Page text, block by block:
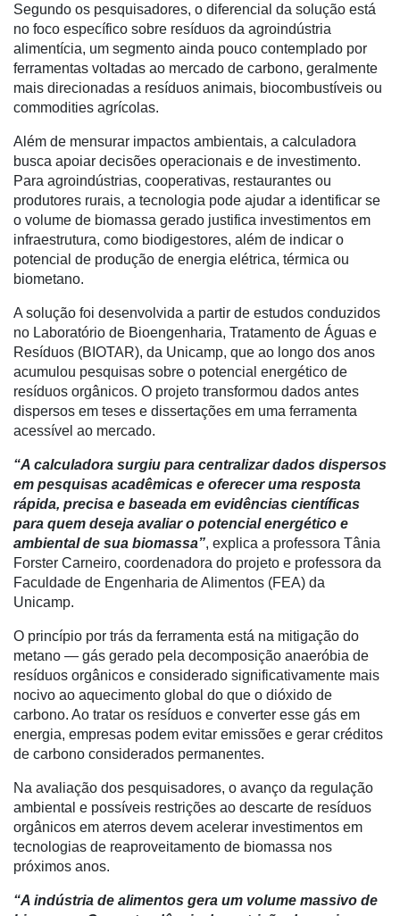
de
Precisão
Automação
e
Robótica
Conectividade
Dados
Análise
E-
Commerce
da
Agricultura
Vertical
Software
Empresarial
para
Recursos
Hídricos
Membros
Liberali
Netrin
Néctar
Tecprime
Agro
Lean
Way
Manager
ONE
CHB
Segundo os pesquisadores, o diferencial da solução está
no foco específico sobre resíduos da agroindústria
alimentícia, um segmento ainda pouco contemplado por
ferramentas voltadas ao mercado de carbono, geralmente
mais direcionadas a resíduos animais, biocombustíveis ou
commodities agrícolas.
Além de mensurar impactos ambientais, a calculadora
busca apoiar decisões operacionais e de investimento.
Para agroindústrias, cooperativas, restaurantes ou
produtores rurais, a tecnologia pode ajudar a identificar se
o volume de biomassa gerado justifica investimentos em
infraestrutura, como biodigestores, além de indicar o
potencial de produção de energia elétrica, térmica ou
biometano.
A solução foi desenvolvida a partir de estudos conduzidos
no Laboratório de Bioengenharia, Tratamento de Águas e
Resíduos (BIOTAR), da Unicamp, que ao longo dos anos
acumulou pesquisas sobre o potencial energético de
resíduos orgânicos. O projeto transformou dados antes
dispersos em teses e dissertações em uma ferramenta
acessível ao mercado.
“A calculadora surgiu para centralizar dados dispersos
em pesquisas acadêmicas e oferecer uma resposta
rápida, precisa e baseada em evidências científicas
para quem deseja avaliar o potencial energético e
ambiental de sua biomassa”, explica a professora Tânia
Forster Carneiro, coordenadora do projeto e professora da
Faculdade de Engenharia de Alimentos (FEA) da
Unicamp.
O princípio por trás da ferramenta está na mitigação do
metano — gás gerado pela decomposição anaeróbia de
resíduos orgânicos e considerado significativamente mais
nocivo ao aquecimento global do que o dióxido de
carbono. Ao tratar os resíduos e converter esse gás em
energia, empresas podem evitar emissões e gerar créditos
de carbono considerados permanentes.
Na avaliação dos pesquisadores, o avanço da regulação
ambiental e possíveis restrições ao descarte de resíduos
orgânicos em aterros devem acelerar investimentos em
tecnologias de reaproveitamento de biomassa nos
próximos anos.
“A indústria de alimentos gera um volume massivo de